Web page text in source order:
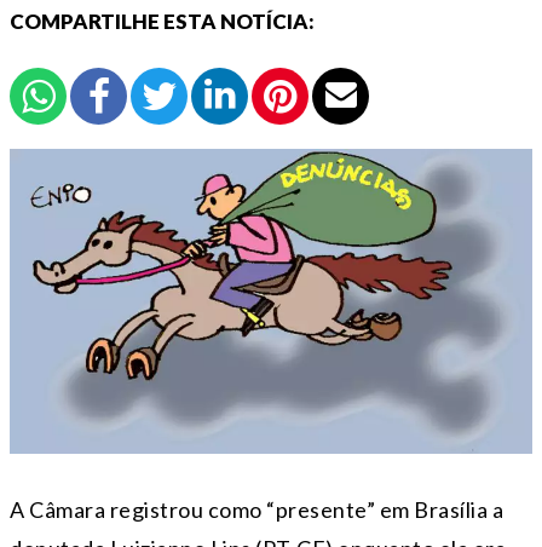
COMPARTILHE ESTA NOTÍCIA:
A Câmara registrou como “presente” em Brasília a